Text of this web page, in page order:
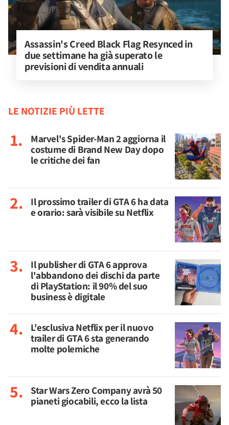
Assassin's Creed Black Flag Resynced in
due settimane ha già superato le
previsioni di vendita annuali
LE NOTIZIE PIÙ LETTE
Marvel's Spider-Man 2 aggiorna il
costume di Brand New Day dopo
le critiche dei fan
Il prossimo trailer di GTA 6 ha data
e orario: sarà visibile su Netflix
Il publisher di GTA 6 approva
l'abbandono dei dischi da parte
di PlayStation: il 90% del suo
business è digitale
L'esclusiva Netflix per il nuovo
trailer di GTA 6 sta generando
molte polemiche
Star Wars Zero Company avrà 50
pianeti giocabili, ecco la lista